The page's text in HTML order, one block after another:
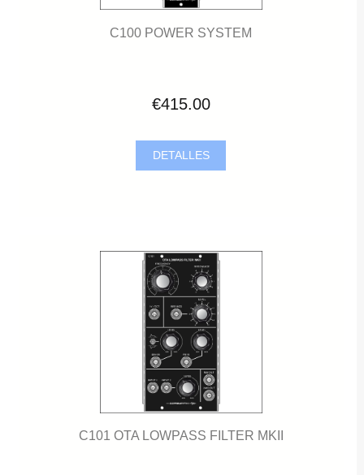
C100 POWER SYSTEM
€415.00
DETALLES
C101 OTA LOWPASS FILTER MKII